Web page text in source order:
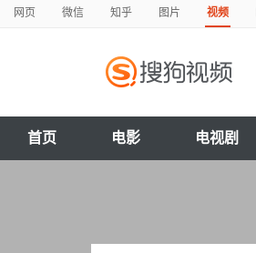
网页 微信 知乎 图片 视频
首页 电影 电视剧